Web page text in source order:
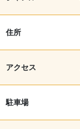
住所
アクセス
駐車場